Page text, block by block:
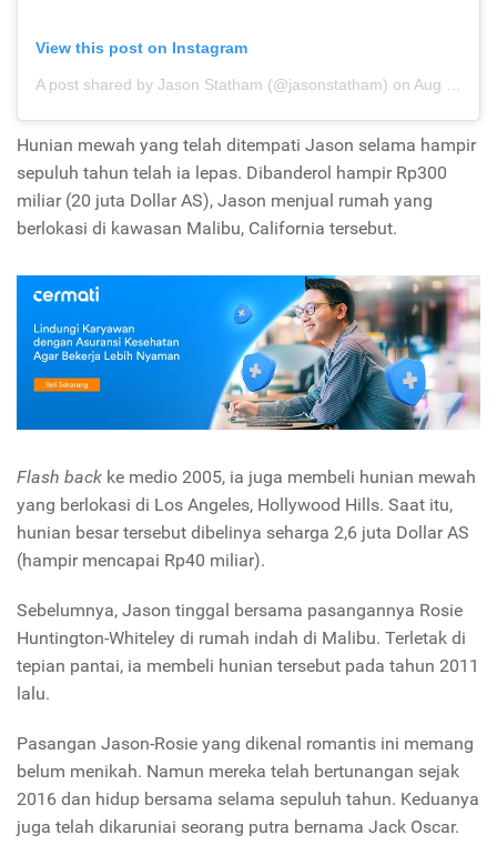
View this post on Instagram
A post shared by Jason Statham (@jasonstatham) on Aug 26, 2018 at 2:53am PDT
Hunian mewah yang telah ditempati Jason selama hampir
sepuluh tahun telah ia lepas. Dibanderol hampir Rp300
miliar (20 juta Dollar AS), Jason menjual rumah yang
berlokasi di kawasan Malibu, California tersebut.
Flash back ke medio 2005, ia juga membeli hunian mewah
yang berlokasi di Los Angeles, Hollywood Hills. Saat itu,
hunian besar tersebut dibelinya seharga 2,6 juta Dollar AS
(hampir mencapai Rp40 miliar).
Sebelumnya, Jason tinggal bersama pasangannya Rosie
Huntington-Whiteley di rumah indah di Malibu. Terletak di
tepian pantai, ia membeli hunian tersebut pada tahun 2011
lalu.
Pasangan Jason-Rosie yang dikenal romantis ini memang
belum menikah. Namun mereka telah bertunangan sejak
2016 dan hidup bersama selama sepuluh tahun. Keduanya
juga telah dikaruniai seorang putra bernama Jack Oscar.